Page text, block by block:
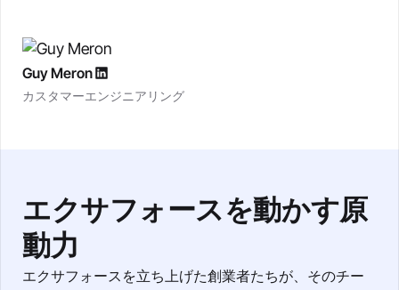
Guy Meron
カスタマーエンジニアリング
エクサフォースを動かす原
動力
エクサフォースを立ち上げた創業者たちが、そのチー